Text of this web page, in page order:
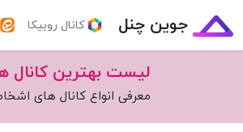
جوین چنل کانال روبیکا
لیست بهترین
معرفی انواع کانال های